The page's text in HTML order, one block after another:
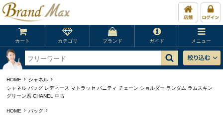
カート カテゴリ ブランド ガイド メニュー
HOME
シャネル
シャネル バッグ レディース マトラッセ バニティ チェーン ショルダー ランダム ラムスキン
グリーン系 CHANEL 中古
HOME
バッグ